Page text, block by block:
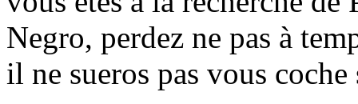
Negro, perdez ne pas à
il ne sueros pas vous